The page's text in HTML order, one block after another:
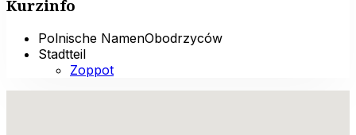
Kurzinfo
Polnische NamenObodrzyców
Stadtteil
Zoppot